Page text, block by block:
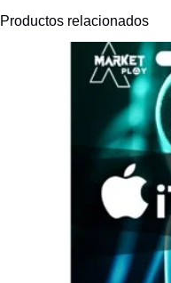
Productos relacionados